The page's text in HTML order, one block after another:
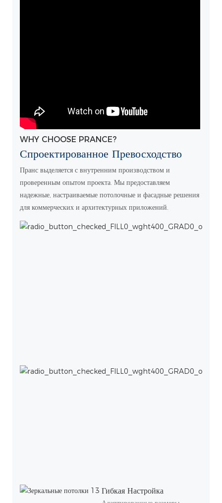
WHY CHOOSE PRANCE?
Спроектированное Превосходство
Пранс выделяется с внутренним производством и
проверенным опытом проекта. Мы предоставляем
надежные, настраиваемые потолочные и фасадные решения
для коммерческих и архитектурных приложений.
Гибкая Настройка